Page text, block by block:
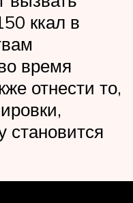
ккал в
время
отнести то,
становится